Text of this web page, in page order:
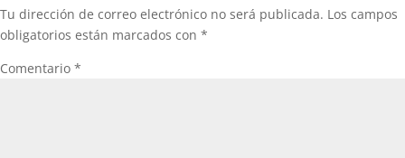
Tu dirección de correo electrónico no será publicada. Los campos
obligatorios están marcados con *
Comentario *